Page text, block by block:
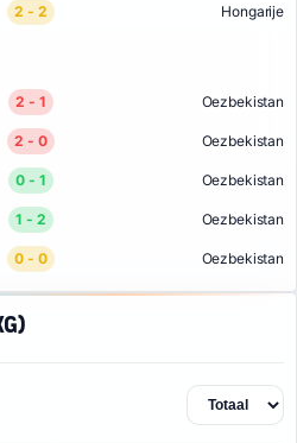
2 - 2 Hongarije
2 - 1 Oezbekistan
2 - 0 Oezbekistan
0 - 1 Oezbekistan
1 - 2 Oezbekistan
0 - 0 Oezbekistan